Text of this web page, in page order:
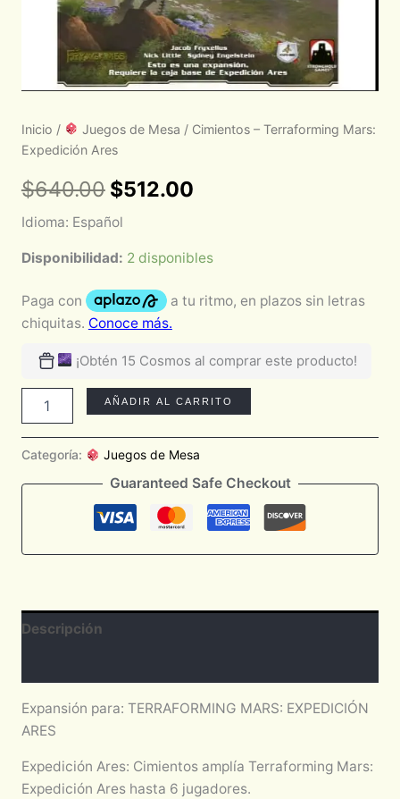
Inicio / Juegos de Mesa / Cimientos – Terraforming Mars:
Expedición Ares
$640.00 $512.00
Idioma: Español
Disponibilidad: 2 disponibles
¡Obtén 15 Cosmos al comprar este producto!
AÑADIR AL CARRITO
Categoría: Juegos de Mesa
Guaranteed Safe Checkout
Descripción
Expansión para: TERRAFORMING MARS: EXPEDICIÓN
ARES
Expedición Ares: Cimientos amplía Terraforming Mars:
Expedición Ares hasta 6 jugadores.